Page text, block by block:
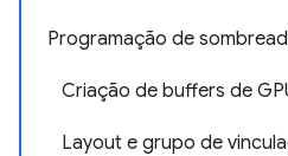
Programação de
Criação de buffers de
Layout e grupo de